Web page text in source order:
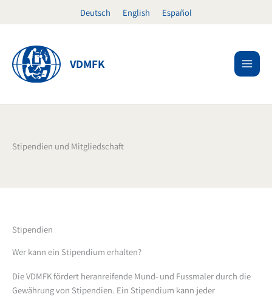
Deutsch English Español
VDMFK
Stipendien und Mitgliedschaft
Stipendien
Wer kann ein Stipendium erhalten?
Die VDMFK fördert heranreifende Mund- und Fussmaler durch die
Gewährung von Stipendien. Ein Stipendium kann jeder